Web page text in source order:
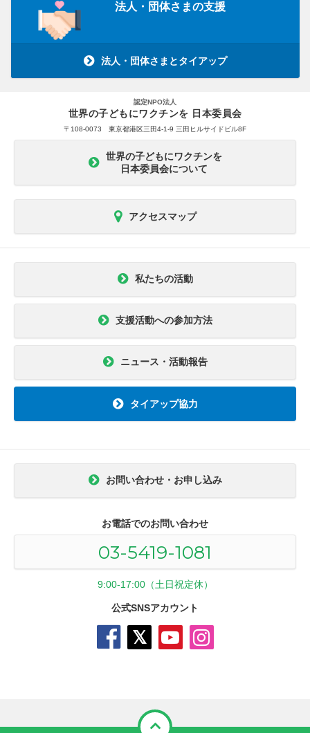
法人・団体さまの支援
法人・団体さまとタイアップ
認定NPO法人
世界の子どもにワクチンを 日本委員会
〒108-0073 東京都港区三田4-1-9 三田ヒルサイドビル8F
世界の子どもにワクチンを
日本委員会について
アクセスマップ
私たちの活動
支援活動への参加方法
ニュース・活動報告
タイアップ協力
お問い合わせ・お申し込み
お電話でのお問い合わせ
03-5419-1081
9:00-17:00（土日祝定休）
公式SNSアカウント